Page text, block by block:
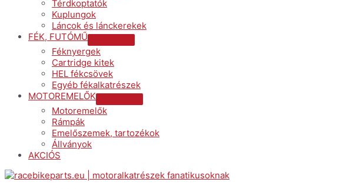
Térdkoptatók
Kuplungok
Láncok és lánckerekek
FÉK, FUTÓMŰ
Menu
Féknyergek
Cartridge kitek
HEL fékcsövek
Egyéb fékalkatrészek
MOTOREMELŐK
Menu
Motoremelők
Rámpák
Emelőszemek, tartozékok
Állványok
AKCIÓS
Menu